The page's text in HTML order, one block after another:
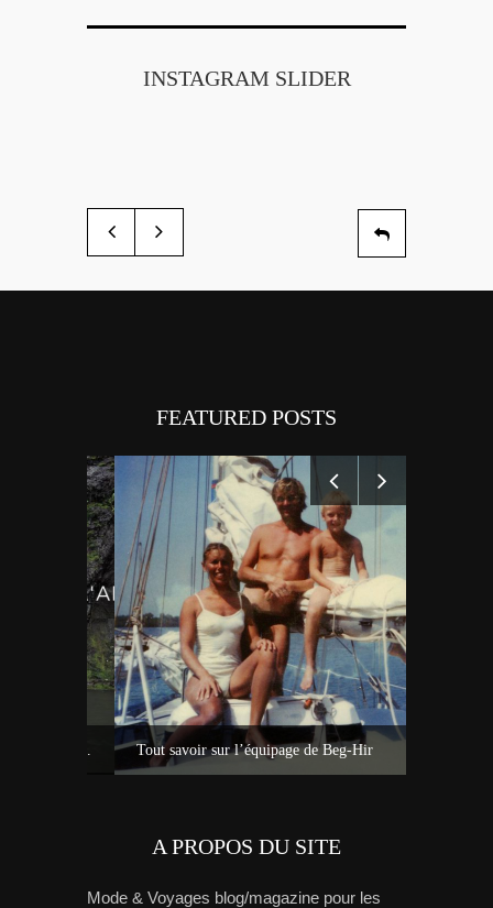
INSTAGRAM SLIDER
FEATURED POSTS
Tout savoir sur l’équipage de Beg-Hir
A PROPOS DU SITE
Mode & Voyages blog/magazine pour les